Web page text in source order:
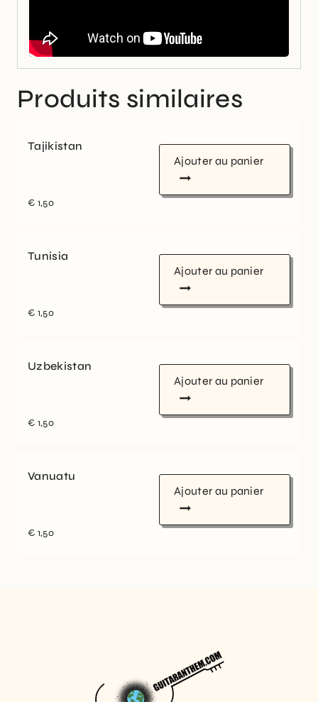
Produits similaires
Tajikistan
€ 1,50
Ajouter au panier
Tunisia
€ 1,50
Ajouter au panier
Uzbekistan
€ 1,50
Ajouter au panier
Vanuatu
€ 1,50
Ajouter au panier